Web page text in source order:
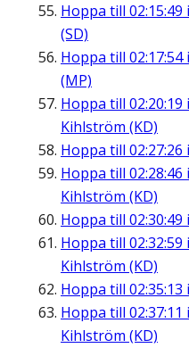
Hoppa till 02:15:49
(SD)
Hoppa till 02:17:54i
(MP)
Hoppa till 02:20:19
Kihlström (KD)
Hoppa till 02:27:26
Hoppa till 02:28:46
Kihlström (KD)
Hoppa till 02:30:49
Hoppa till 02:32:59
Kihlström (KD)
Hoppa till 02:35:13
Hoppa till 02:37:11
Kihlström (KD)